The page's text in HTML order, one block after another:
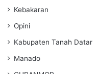
Kebakaran
Opini
Kabupaten Tanah Datar
Manado